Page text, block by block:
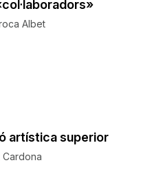
Albet
artística superior